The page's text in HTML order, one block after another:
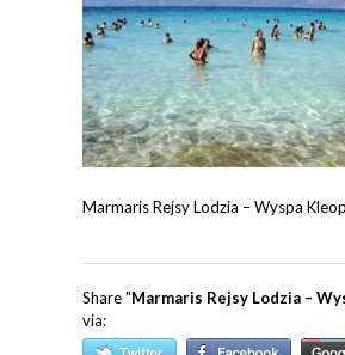
Marmaris Rejsy Lodzia – Wyspa
Share "Marmaris Rejsy Lodzia –
via: